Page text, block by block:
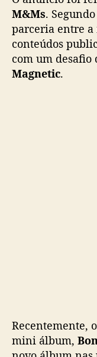
M&Ms.
parceria entre a
conteúdos
com um
Magnetic.
Recentemente, o
mini álbum,